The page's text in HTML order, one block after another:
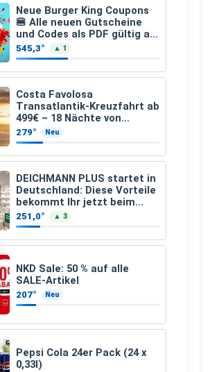
Neue Burger King Coupons
🍔 Alle neuen Gutscheine
und Codes als PDF gültig ab
25.07.2026 bis 04.09.2026
545,3° ▲ 1
Costa Favolosa
Transatlantik-Kreuzfahrt ab
499€ – 18 Nächte von
Hamburg nach Guadeloupe
279° Neu
DEICHMANN PLUS startet in
Deutschland: Diese Vorteile
bekommt Ihr jetzt beim
Schuhkauf
251,0° ▲ 3
NKD Sale: 50 % auf alle
SALE-Artikel
207° Neu
Pepsi Cola 24er Pack (24 x
0,33l)